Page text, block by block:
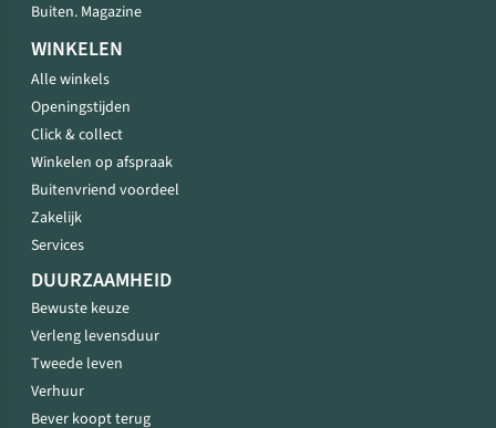
Buiten. Magazine
WINKELEN
Alle winkels
Openingstijden
Click & collect
Winkelen op afspraak
Buitenvriend voordeel
Zakelijk
Services
DUURZAAMHEID
Bewuste keuze
Verleng levensduur
Tweede leven
Verhuur
Bever koopt terug